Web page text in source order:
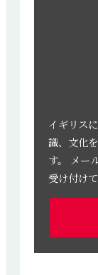
イギリス
識、文化
す。 メー
受け付けて